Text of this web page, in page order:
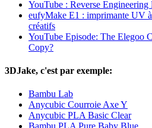
YouTube : Reverse Engineering
eufyMake E1 : imprimante UV
créatifs
YouTube Episode: The Elegoo
Copy?
3DJake, c'est par exemple:
Bambu Lab
Anycubic Courroie Axe Y
Anycubic PLA Basic Clear